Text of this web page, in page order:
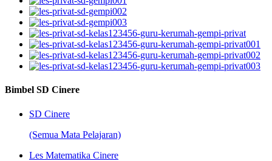
Bimbel SD Cinere
SD Cinere
(Semua Mata Pelajaran)
Les Matematika Cinere